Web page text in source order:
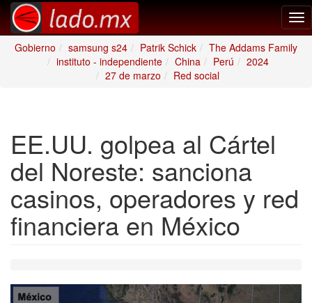
Gobierno
samsung s24 Patrik Schick
The Addams Family
instituto - independiente
China Perú
2024
27 de marzo
Red social
EE.UU. golpea al Cártel
del Noreste: sanciona
casinos, operadores y red
financiera en México